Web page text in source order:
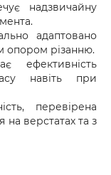
надзвичайну
адаптовано
опором різанню.
ефективність
навіть при
перевірена
на верстатах та з